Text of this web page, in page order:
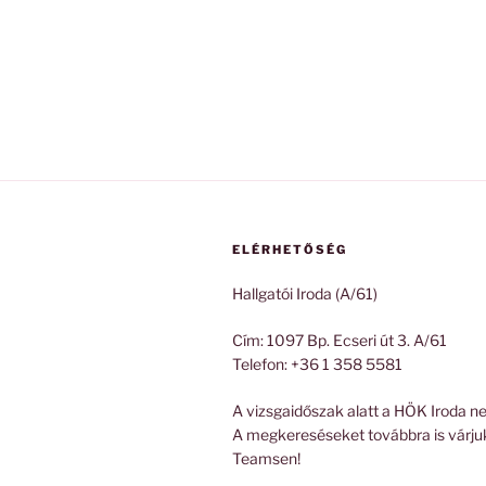
ELÉRHETŐSÉG
Hallgatói Iroda (A/61)
Cím: 1097 Bp. Ecseri út 3. A/61
Telefon: +36 1 358 5581
A vizsgaidőszak alatt a HÖK Iroda
A megkereséseket továbbra is
Teamsen!